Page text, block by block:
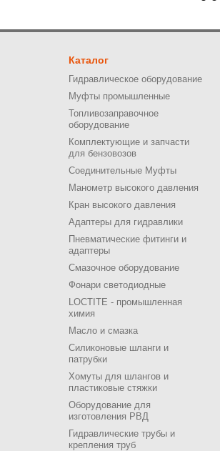
Каталог
Гидравлическое оборудование
Муфты промышленные
Топливозаправочное
оборудование
Комплектующие и запчасти
для бензовозов
Соединительные Муфты
Манометр высокого давления
Кран высокого давления
Адаптеры для гидравлики
Пневматические фитинги и
адаптеры
Смазочное оборудование
Фонари светодиодные
LOCTITE - промышленная
химия
Масло и смазка
Силиконовые шланги и
патрубки
Хомуты для шлангов и
пластиковые стяжки
Оборудование для
изготовления РВД
Гидравлические трубы и
крепления труб